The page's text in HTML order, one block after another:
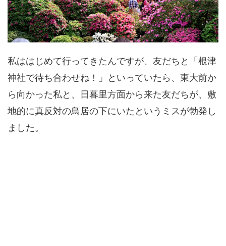
私ははじめて行ってきたんですが、友だちと「根津
神社で待ち合わせね！」といっていたら、東大前か
ら向かった私と、日暮里方面から来た友だちが、敷
地的に真反対の鳥居の下にいたというミスが勃発し
ました。